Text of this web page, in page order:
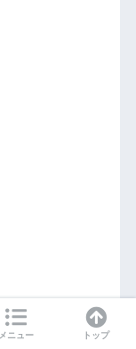
メニュー トップ